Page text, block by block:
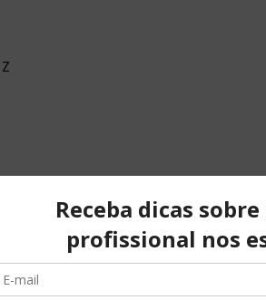
NO COMMENTS